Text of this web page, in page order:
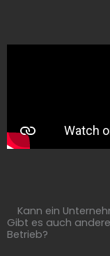
Kann ein
Gibt es auch
Betrieb?